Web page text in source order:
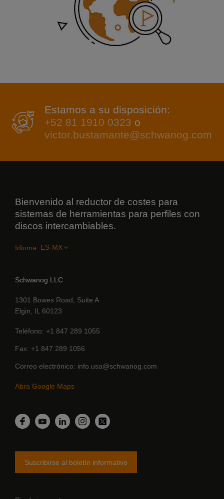
Estamos a su disposición:
+52 81 1910 0323 o
victor.bustamante@schwanog.com
Bienvenido al reductor de costes para
sistemas de herramientas para perfiles con
discos intercambiables.
Idioma:
Schwanog LLC
1301 Bowes Road, Suite A
Elgin, IL 60123
Teléfono +1 847 289 1055
Fax +1 847 289 1056
Correo electrónico info.usa@schwanog.com
Abra Google Maps
Facebook
YouTubeLinkedinInstagram
Twitter
Suscribirse al boletín informativo